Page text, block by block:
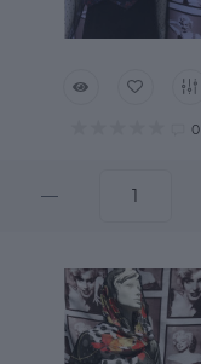
0